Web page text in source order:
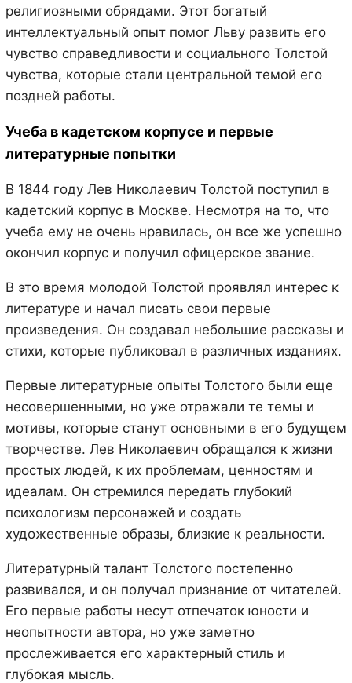
религиозными обрядами. Этот богатый
интеллектуальный опыт помог Льву развить его
чувство справедливости и социального Толстой
чувства, которые стали центральной темой его
поздней работы.
Учеба в кадетском корпусе и первые
литературные попытки
В 1844 году Лев Николаевич Толстой поступил в
кадетский корпус в Москве. Несмотря на то, что
учеба ему не очень нравилась, он все же успешно
окончил корпус и получил офицерское звание.
В это время молодой Толстой проявлял интерес к
литературе и начал писать свои первые
произведения. Он создавал небольшие рассказы и
стихи, которые публиковал в различных изданиях.
Первые литературные опыты Толстого были еще
несовершенными, но уже отражали те темы и
мотивы, которые станут основными в его будущем
творчестве. Лев Николаевич обращался к жизни
простых людей, к их проблемам, ценностям и
идеалам. Он стремился передать глубокий
психологизм персонажей и создать
художественные образы, близкие к реальности.
Литературный талант Толстого постепенно
развивался, и он получал признание от читателей.
Его первые работы несут отпечаток юности и
неопытности автора, но уже заметно
прослеживается его характерный стиль и
глубокая мысль.